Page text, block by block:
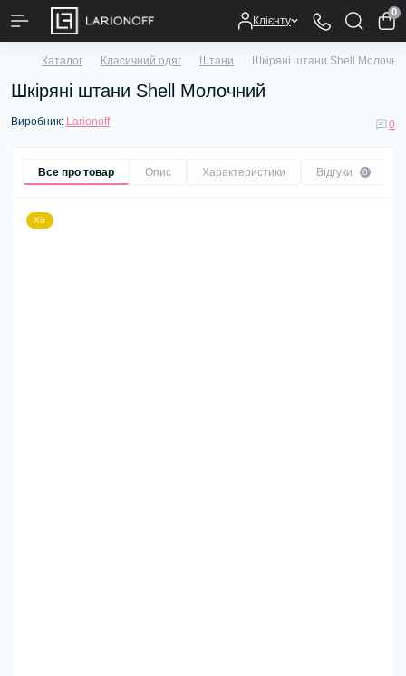
Клієнту
0
Каталог Класичний одяг Штани Шкіряні штани Shell
Шкіряні штани Shell Молочний
Виробник: Larionoff 0
Все про товар Опис Характеристики Відгуки 0
Хіт